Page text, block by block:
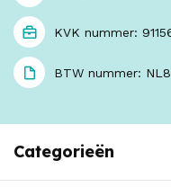
KVK nummer:
BTW nummer:
Categorieën